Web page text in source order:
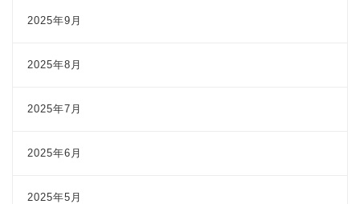
2025年9月
2025年8月
2025年7月
2025年6月
2025年5月